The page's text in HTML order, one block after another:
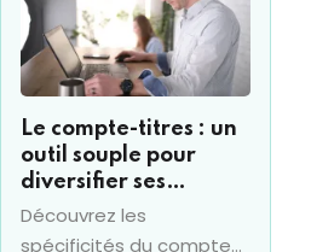
oublient de réévaluer.
Le compte-titres : un
outil souple pour
diversifier ses
investissements
financiers
Découvrez les
spécificités du compte